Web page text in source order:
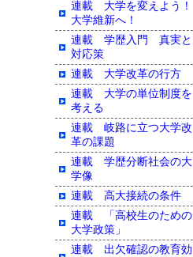
連載 大学を変えよう！
大学維新へ！
連載 学歴入門 真実と
対応策
連載 大学改革の行方
連載 大学の単位制度を
考える
連載 岐路に立つ大学改
革の課題
連載 学歴分断社会の大
学像
連載 高大接続の条件
連載 「高校生のための
大学政策」
連載 出欠確認の教育効